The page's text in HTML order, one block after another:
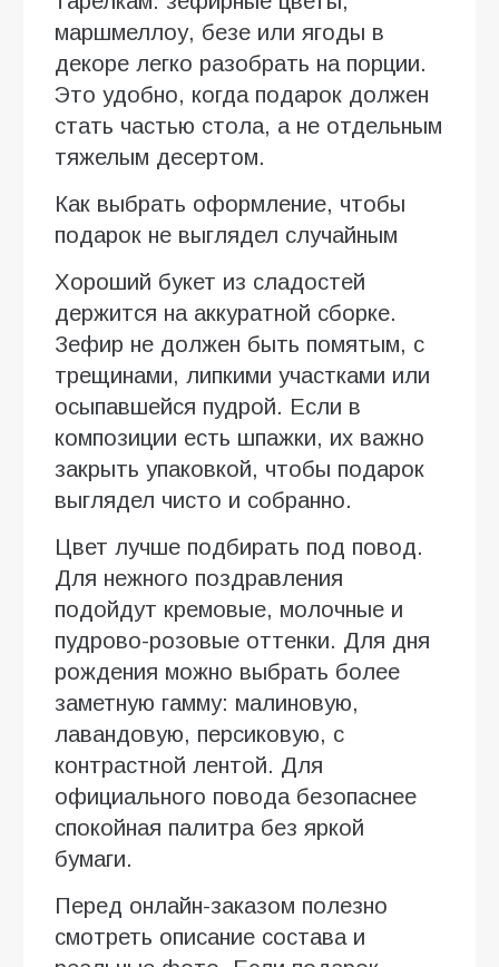
маршмеллоу, безе или ягоды в
декоре легко разобрать на порции.
Это удобно, когда подарок должен
стать частью стола, а не отдельным
тяжелым десертом.
Как выбрать оформление, чтобы
подарок не выглядел случайным
Хороший букет из сладостей
держится на аккуратной сборке.
Зефир не должен быть помятым, с
трещинами, липкими участками или
осыпавшейся пудрой. Если в
композиции есть шпажки, их важно
закрыть упаковкой, чтобы подарок
выглядел чисто и собранно.
Цвет лучше подбирать под повод.
Для нежного поздравления
подойдут кремовые, молочные и
пудрово-розовые оттенки. Для дня
рождения можно выбрать более
заметную гамму: малиновую,
лавандовую, персиковую, с
контрастной лентой. Для
официального повода безопаснее
спокойная палитра без яркой
бумаги.
Перед онлайн-заказом полезно
смотреть описание состава и